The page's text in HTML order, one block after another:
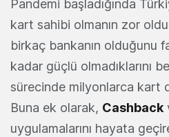
Pandemi başladığında
kart sahibi olmanın zor
birkaç bankanın olduğunu
kadar güçlü olmadıklarını
sürecinde milyonlarca kart
Buna ek olarak, Cashback
uygulamalarını hayata